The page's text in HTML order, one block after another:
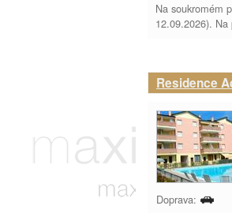
Na soukromém
12.09.2026).
Residence
Doprava: